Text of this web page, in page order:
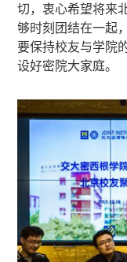
切，衷心希望将来
够时刻团结在一起
要保持校友与学院
设好密院大家庭。